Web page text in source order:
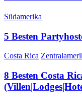
Südamerika
5 Besten
Costa Rica
8 Besten Costa